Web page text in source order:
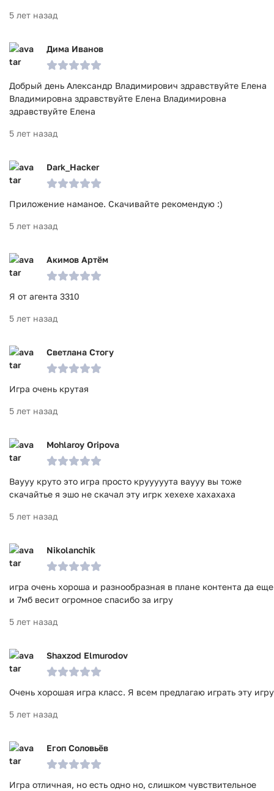
5 лет назад
Дима Иванов
Добрый день Александр Владимирович здравствуйте Елена
Владимировна здравствуйте Елена Владимировна
здравствуйте Елена
5 лет назад
Dark_Hacker
Приложение наманое. Скачивайте рекомендую :)
5 лет назад
Акимов Артём
Я от агента 3310
5 лет назад
Светлана Стогу
Игра очень крутая
5 лет назад
Mohlaroy Oripova
Ваууу круто это игра просто крууууута ваууу вы тоже
скачайтье я эшо не скачал эту игрк хехехе хахахаха
5 лет назад
Nikolanchik
игра очень хороша и разнообразная в плане контента да еще
и 7мб весит огромное спасибо за игру
5 лет назад
Shaxzod Elmurodov
Очень хорошая игра класс. Я всем предлагаю играть эту игру
5 лет назад
Егоп Соловьёв
Игра отличная, но есть одно но, слишком чувствительное